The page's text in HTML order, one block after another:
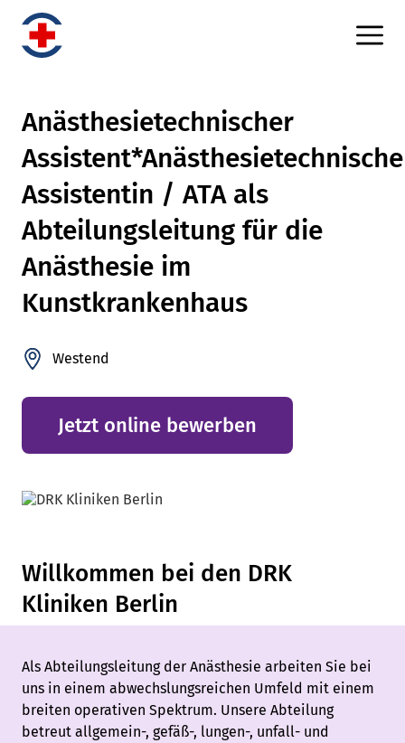
Anästhesietechnischer
Assistent*Anästhesietechnische
Assistentin / ATA als
Abteilungsleitung für die
Anästhesie im
Kunstkrankenhaus
Westend
Jetzt online bewerben
Willkommen bei den DRK
Kliniken Berlin
Als Abteilungsleitung der Anästhesie arbeiten Sie bei
uns in einem abwechslungsreichen Umfeld mit einem
breiten operativen Spektrum. Unsere Abteilung
betreut allgemein-, gefäß-, lungen-, unfall- und